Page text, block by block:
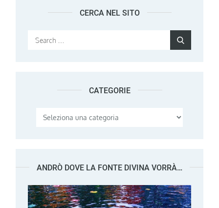
CERCA NEL SITO
Search
CATEGORIE
Categorie
ANDRÒ DOVE LA FONTE DIVINA VORRÀ…